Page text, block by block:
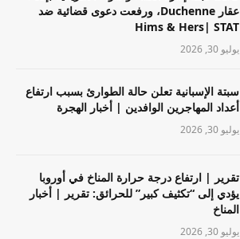
عقار Duchenne، ورفعت دعوى قضائية ضد
Hims & Hers| STAT
يوليو 30, 2026
سبتة الإسبانية تعلن حالة الطوارئ بسبب ارتفاع
أعداد المهاجرين الوافدين | أخبار الهجرة
يوليو 30, 2026
تقرير | ارتفاع درجة حرارة المناخ في أوروبا
يؤدي إلى “تكثيف كبير” للحرائق: تقرير | أخبار
المناخ
يوليو 30, 2026